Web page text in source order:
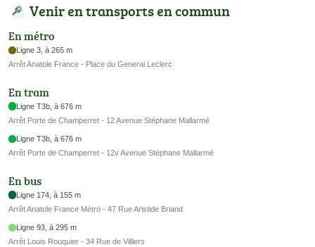
Venir en transports en commun
En métro
Ligne 3, à 265 m
Arrêt Anatole France - Place du General Leclerc
En tram
Ligne T3b, à 676 m
Arrêt Porte de Champerret - 12 Avenue Stéphane Mallarmé
Ligne T3b, à 676 m
Arrêt Porte de Champerret - 12v Avenue Stéphane Mallarmé
En bus
Ligne 174, à 155 m
Arrêt Anatole France Métro - 47 Rue Aristide Briand
Ligne 93, à 295 m
Arrêt Louis Rouquier - 34 Rue de Villiers